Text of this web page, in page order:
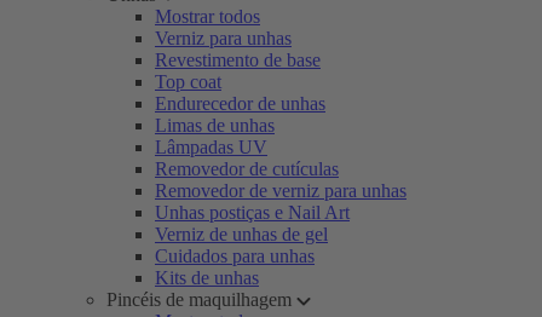
Mostrar todos
Verniz para unhas
Revestimento de base
Top coat
Endurecedor de unhas
Limas de unhas
Lâmpadas UV
Removedor de cutículas
Removedor de verniz para unhas
Unhas postiças e Nail Art
Verniz de unhas de gel
Cuidados para unhas
Kits de unhas
Pincéis de maquilhagem